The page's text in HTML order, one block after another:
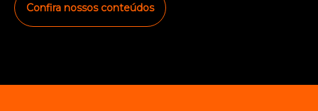
Confira nossos conteúdos